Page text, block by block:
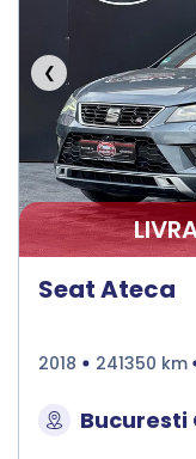
❮
Seat Ateca
2018 241350 km
Bucuresti